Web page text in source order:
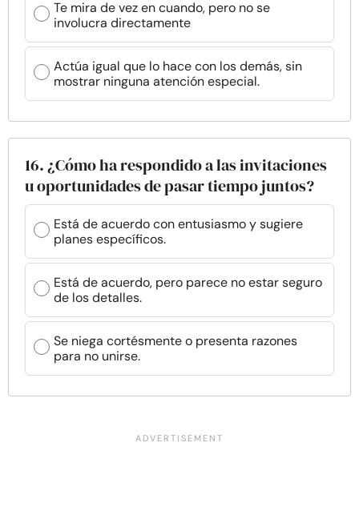
Te mira de vez en cuando, pero no se
involucra directamente
Actúa igual que lo hace con los demás, sin
mostrar ninguna atención especial.
16. ¿Cómo ha respondido a las invitaciones
u oportunidades de pasar tiempo juntos?
Está de acuerdo con entusiasmo y sugiere
planes específicos.
Está de acuerdo, pero parece no estar seguro
de los detalles.
Se niega cortésmente o presenta razones
para no unirse.